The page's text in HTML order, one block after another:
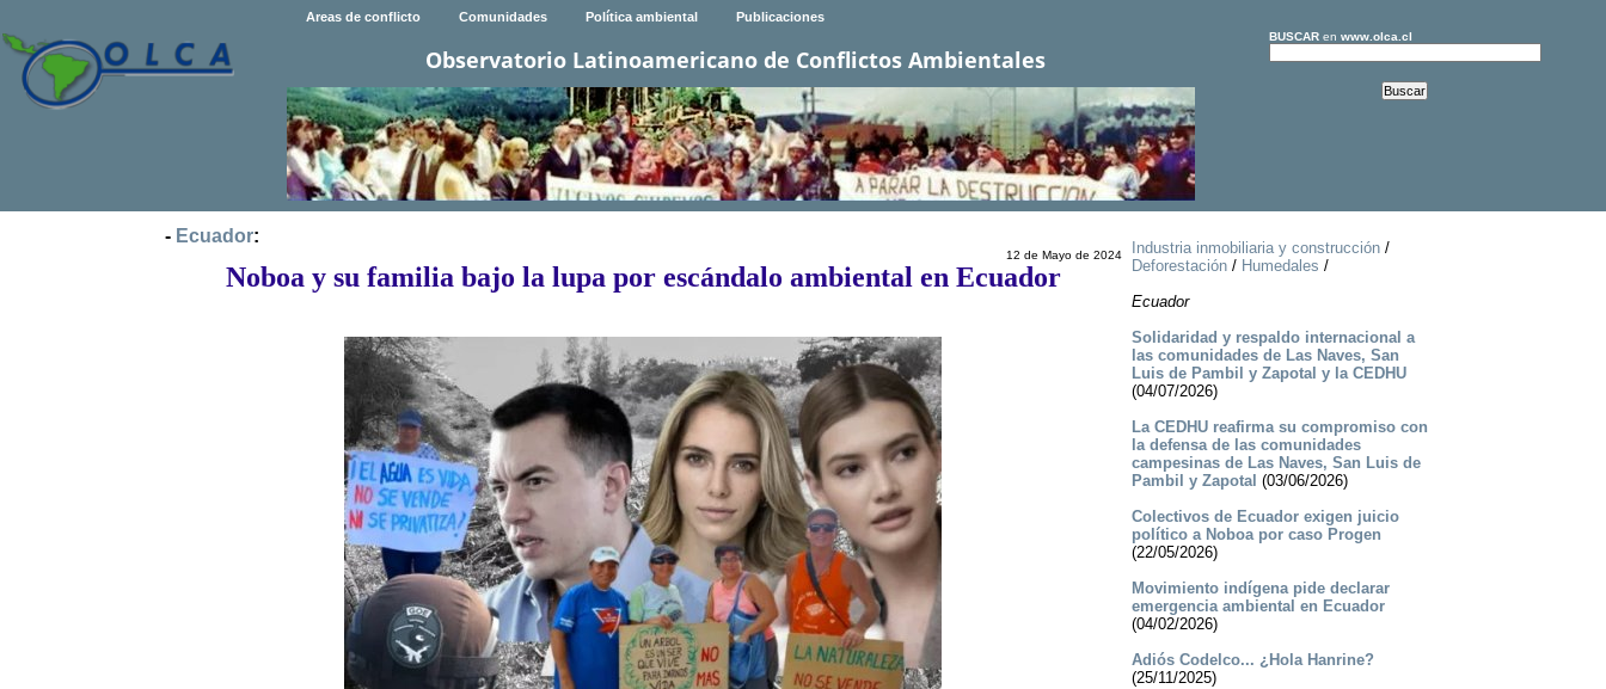
Areas de conflicto Comunidades Política ambiental Publicaciones
Observatorio Latinoamericano de Conflictos Ambientales
BUSCARen www.olca.cl
- Ecuador:
12 de Mayo de 2024
Noboa y su familia bajo la lupa por escándalo ambiental en Ecuador
Industria inmobiliaria y construcción/
Deforestación/ Humedales /
Ecuador
Solidaridad y respaldo internacional a
las comunidades de Las Naves, San
Luis de Pambil y Zapotal y la CEDHU
(04/07/2026)
La CEDHU reafirma su compromiso con
la defensa de las comunidades
campesinas de Las Naves, San Luis de
Pambil y Zapotal (03/06/2026)
Colectivos de Ecuador exigen juicio
político a Noboa por caso Progen
(22/05/2026)
Movimiento indígena pide declarar
emergencia ambiental en Ecuador
(04/02/2026)
­Adiós Codelco... ¿Hola Hanrine?
(25/11/2025)